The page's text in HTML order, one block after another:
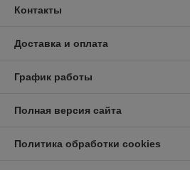
Контакты
Доставка и оплата
График работы
Полная версия сайта
Политика обработки cookies